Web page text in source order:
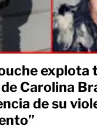
explota
Carolina
de su